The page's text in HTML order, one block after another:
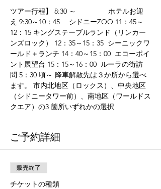
ツアー行程】 8:30 ～　　　　  ホテルお迎
え 9:30～10：45 　シドニーZOO 11：45～
12：15 キングステーブルランド（リンカー
ンズロック） 12：35～15：35  シーニックワ
ールド＋ランチ 14：40～15：00  エコーポイ
ント展望台 15：15～16：00  ルーラの街訪
問 5：30 頃～ 降車解散先は３か所から選べ
ます。 市内北地区（ロックス）、中央地区
（シドニータワー前）、南地区（ワールドス
クエア）の3 箇所いずれかの選択
ご予約詳細
販売終了
チケットの種類